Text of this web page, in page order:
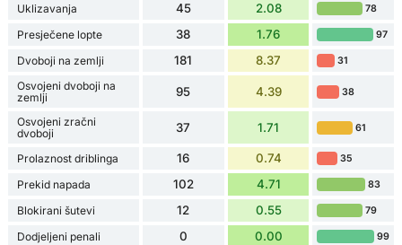
Uklizavanja 45 2.08 78
Presječene lopte 38 1.76 97
Dvoboji na zemlji 181 8.37 31
Osvojeni dvoboji na
zemlji
95 4.39 38
Osvojeni zračni
dvoboji
37 1.71 61
Prolaznost driblinga 16 0.74 35
Prekid napada 102 4.71 83
Blokirani šutevi 12 0.55 79
Dodjeljeni penali 0 0.00 99